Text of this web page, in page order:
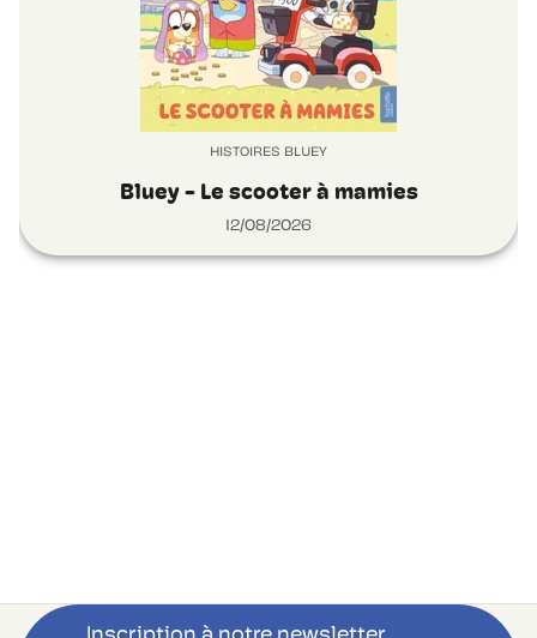
HISTOIRES BLUEY
Bluey - Le scooter à mamies
12/08/2026